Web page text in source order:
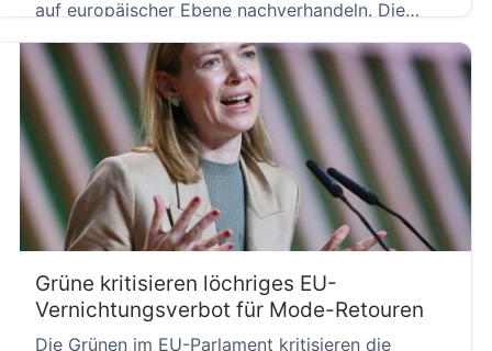
auf europäischer Ebene nachverhandeln. Die
Ministerin kritisiert die Regelung deutlich […]
Grüne kritisieren löchriges EU-
Vernichtungsverbot für Mode-Retouren
Die Grünen im EU-Parlament kritisieren die